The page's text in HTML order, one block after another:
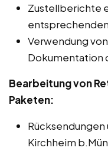
Zustellberichte
Verwendung
Dokumentation
Bearbeitung von
Paketen:
Kirchheim